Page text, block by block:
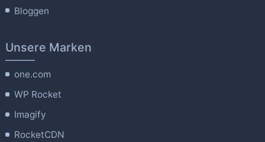
Bloggen
Unsere Marken
one.com
WP Rocket
Imagify
RocketCDN